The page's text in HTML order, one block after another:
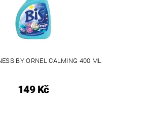
BY ORNEL CALMING 400 ML
149 Kč